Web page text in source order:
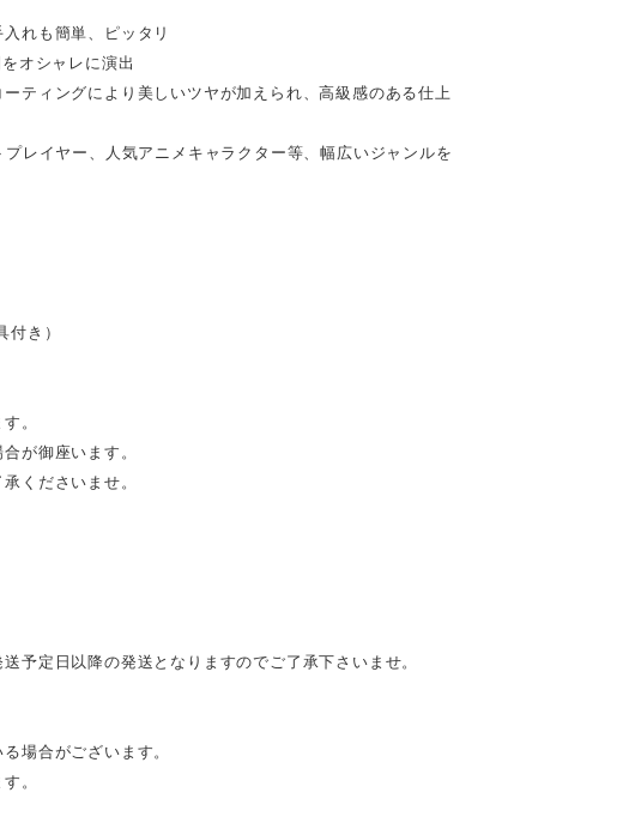
れも簡単、ピッタリ
オシャレに演出
ティングにより美しいツヤが加えられ、高級感のある仕上
レイヤー、人気アニメキャラクター等、幅広いジャンルを
き）
。
が御座います。
くださいませ。
予定日以降の発送となりますのでご了承下さいませ。
場合がございます。
。